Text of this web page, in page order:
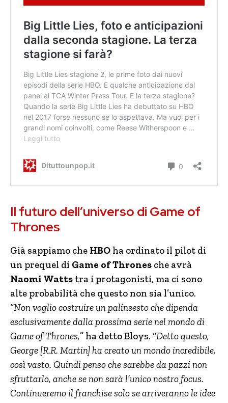
Il futuro dell’universo di Game of
Thrones
Già sappiamo che HBO ha ordinato il pilot di
un prequel di Game of Thrones che avrà
Naomi Watts tra i protagonisti, ma ci sono
alte probabilità che questo non sia l’unico.
“Non voglio costruire un palinsesto che dipenda
esclusivamente dalla prossima serie nel mondo di
Game of Thrones,” ha detto Bloys. “Detto questo,
George [R.R. Martin] ha creato un mondo incredibile,
così vasto. Quindi penso che sarebbe da pazzi non
sfruttarlo, anche se non sarà l’unico nostro focus.
Continueremo il franchise solo se arriveranno le idee